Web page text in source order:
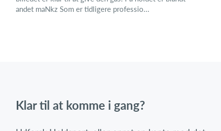
andet maNkz Som er tidligere professio...
Klar til at komme i gang?